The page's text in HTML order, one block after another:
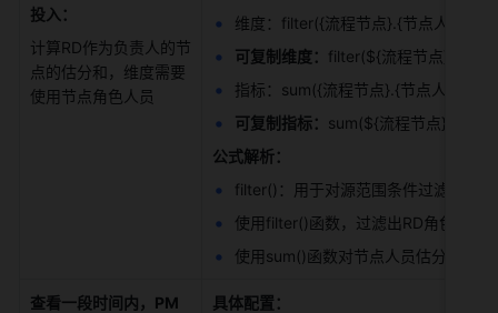
投入：
计算RD作为负责人的节
点的估分和，维度需要
使用节点角色人员
维度：filter({流程节点}.{节点人员}.{
可复制维度： filter(${流程节点}.${节
指标：sum({流程节点}.{节点人员}.{
可复制指标： sum(${流程节点}.${节
公式解析：
filter()：用于对源范围条件过滤后，
使用filter()函数，过滤出RD角色作为
使用sum()函数对节点人员估分进行
查看一段时间内，PM
具体配置：